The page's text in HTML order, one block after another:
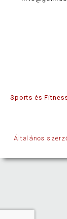
Sports és
Általános